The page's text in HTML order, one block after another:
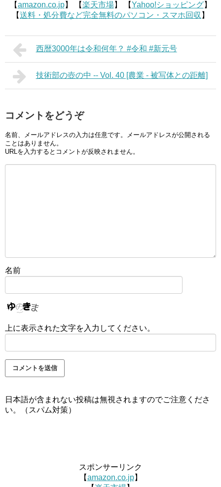
【amazon.co.jp】 【楽天市場】 【Yahoo!ショッピング】
【送料・処分費など完全無料のパソコン・スマホ回収 】
西暦3000年は令和何年？ #令和 #新元号
技術部の壺の中 -- Vol. 40 [農業 - 被写体との距離]
コメントをどうぞ
名前、メールアドレスの入力は任意です。メールアドレスが公開される
ことはありません。
URLを入力するとコメントが反映されません。
名前
上に表示された文字を入力してください。
日本語が含まれない投稿は無視されますのでご注意くださ
い。（スパム対策）
スポンサーリンク
【amazon.co.jp】